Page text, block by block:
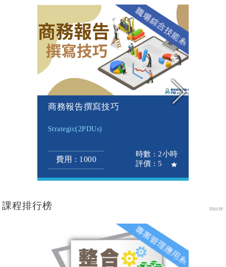
商務報告撰寫技巧
Strategic(2PDUs)
費用 : 1000
時數 : 2小時
評價 : 5
課程排行榜 more